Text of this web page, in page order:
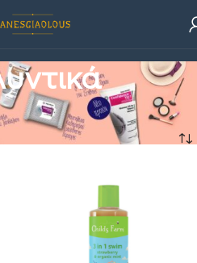
1–16 από 291 αποτελέσματα